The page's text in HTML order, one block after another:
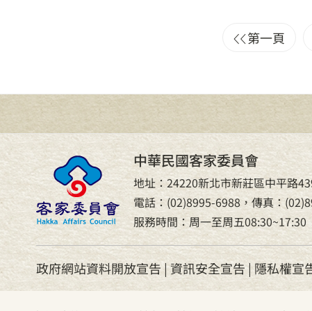
第一頁
中華民國客家委員會
地址：24220新北市新莊區中平路
電話：(02)8995-6988，傳真：
服務時間：周一至周五08:30~17:30
政府網站資料開放宣告|資訊安全宣告| 隱私權宣